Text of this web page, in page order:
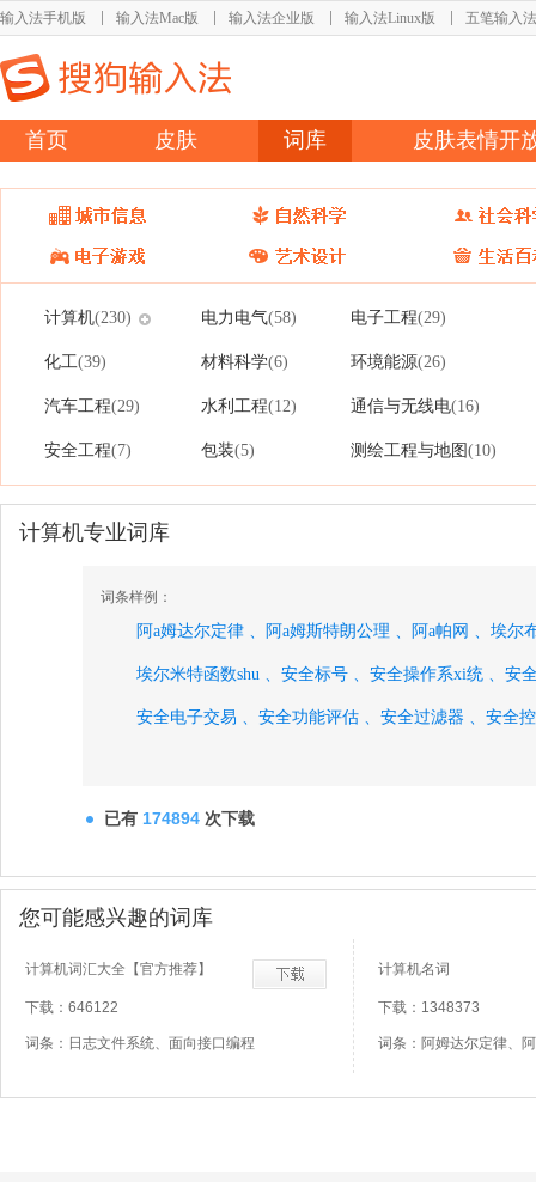
输入法手机版 输入法Mac版 输入法企业版 输入法Linux版 五笔输入法
首页 皮肤 词库 皮肤表情开
计算机(230) 电力电气(58) 电子工程(29)
化工(39) 材料科学(6) 环境能源(26)
汽车工程(29) 水利工程(12) 通信与无线电(16)
安全工程(7) 包装(5) 测绘工程与地图(10)
计算机专业词库
词条样例：
阿a姆达尔定律 、 阿a姆斯特朗公理 、 阿a帕网 、 埃尔
埃尔米特函数shu 、 安全标号 、 安全操作系xi统 、 安
安全电子交易 、 安全功能评估 、 安全过滤器 、 安全
已有 174894 次下载
您可能感兴趣的词库
计算机词汇大全【官方推荐】
下载：646122
词条：日志文件系统、面向接口编程
计算机名词
下载：1348373
词条：阿姆达尔定律、